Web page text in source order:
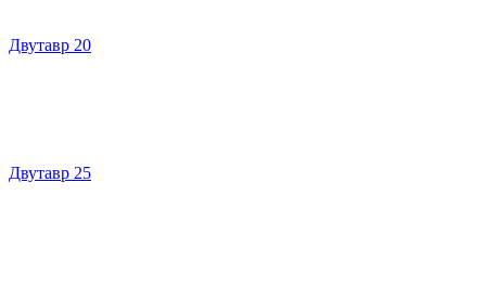
Двутавр 20
Двутавр 25